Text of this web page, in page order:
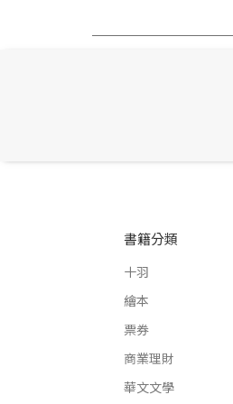
書籍分類
十羽
繪本
票券
商業理財
華文文學